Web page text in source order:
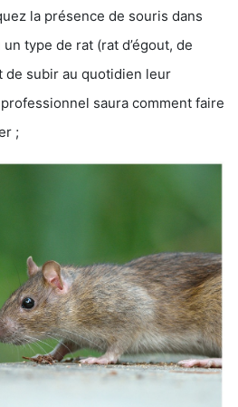
la présence de souris dans
type de rat (rat d’égout, de
de subir au quotidien leur
saura comment faire
;